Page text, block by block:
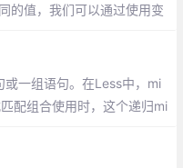
的值，我们可以通过使用变
一组语句。在Less中，mi
配组合使用时，这个递归mi